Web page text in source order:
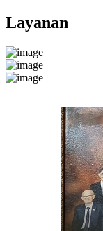
Layanan